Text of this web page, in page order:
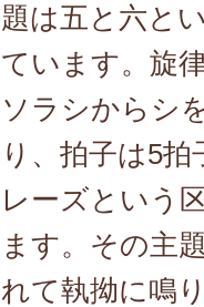
題は五と六と
ています。旋
ソラシからシ
り、拍子は5
レーズという
ます。その主
れて執拗に鳴